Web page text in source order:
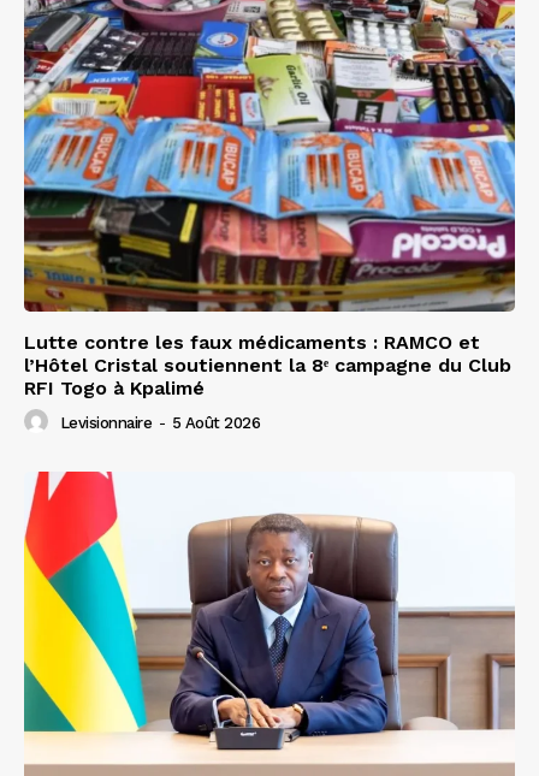
Lutte contre les faux médicaments : RAMCO et
l’Hôtel Cristal soutiennent la 8ᵉ campagne du Club
RFI Togo à Kpalimé
Levisionnaire - 5 Août 2026